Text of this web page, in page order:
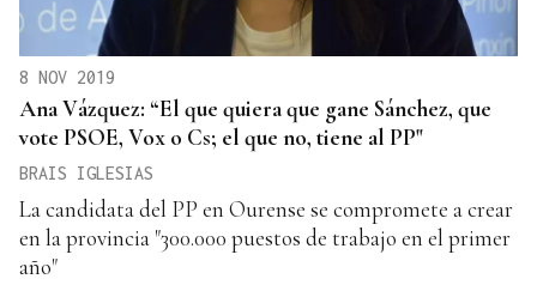
8 NOV 2019
Ana Vázquez: “El que quiera que gane Sánchez, que
vote PSOE, Vox o Cs; el que no, tiene al PP"
BRAIS IGLESIAS
La candidata del PP en Ourense se compromete a crear
en la provincia "300.000 puestos de trabajo en el primer
año"